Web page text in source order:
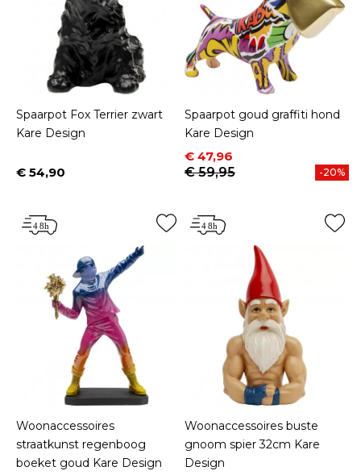
Spaarpot Fox Terrier zwart
Kare Design
Prijs
€ 54,90
Spaarpot goud graffiti hond
Kare Design
Prijs
€ 47,96
Normale prijs
€ 59,95
-20%
Woonaccessoires
straatkunst regenboog
boeket goud Kare Design
Woonaccessoires buste
gnoom spier 32cm Kare
Design